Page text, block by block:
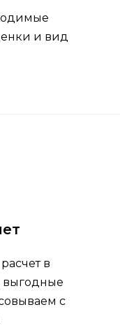
и вид
в
выгодные
с